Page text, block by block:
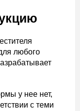
любого
у нее нет,
с теми